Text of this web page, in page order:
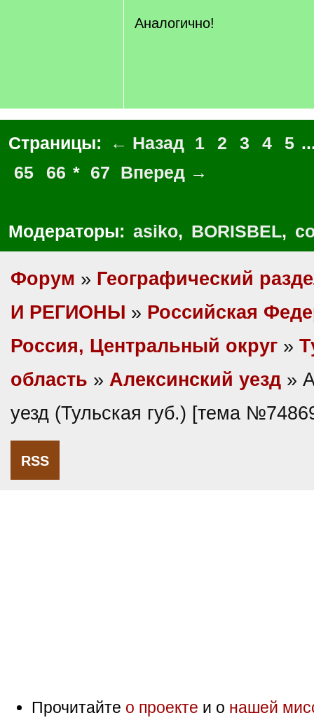
q
]
Аналогично!
Страницы: ← Назад 1 2 3 4 5
65
66 * 67 Вперед →
Модераторы: asiko, BORISBEL,
Форум » Географический
И РЕГИОНЫ » Российская
Россия, Центральный округ »
область » Алексинский уезд »
уезд (Тульская губ.) [тема
RSS
Прочитайте о проекте и о нашей